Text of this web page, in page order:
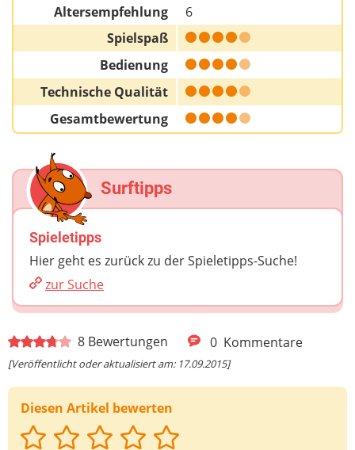
Altersempfehlung
6
Spielspaß
Bedienung
Technische Qualität
Gesamtbewertung
8 Bewertungen 0 Kommentare
[Veröffentlicht oder aktualisiert am: 17.09.2015]
Diesen Artikel bewerten
Surftipps
Spieletipps
Hier geht es zurück zu der Spieletipps-Suche!
zur Suche